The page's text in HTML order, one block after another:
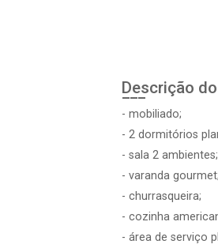
Descrição
- mobiliado;
- 2 dormitórios
- sala 2 ambientes;
- varanda gourmet;
- churrasqueira;
- cozinha
- área de serviço